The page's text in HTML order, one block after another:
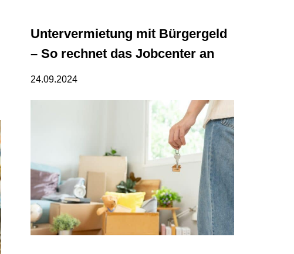
Untervermietung mit Bürgergeld
– So rechnet das Jobcenter an
24.09.2024